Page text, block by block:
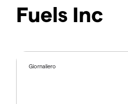
Fuels Inc
Giornaliero